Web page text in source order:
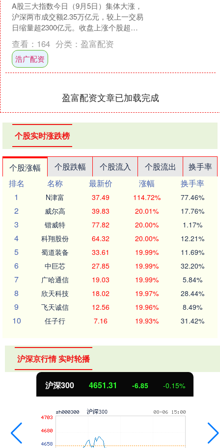
A股三大指数今日（9月5日）集体大涨，
沪深两市成交额2.35万亿元，较上一交易
日缩量超2300亿元。收盘上涨个股超
4800只，其中，收盘股价涨停的有108
只。 ....
查看： 164 分类： 盈富配资
浩广配资
盈富配资文章已加载完成
个股实时涨跌榜
个股涨幅 个股跌幅 个股流入 个股流出
换手率
排名
名称 最新价 涨幅
换手率
1
N津富 37.49 114.72% 77.46%
2 威尔高 39.83 20.01% 17.76%
3 锴威特 77.82 20.00% 1.17%
4 科翔股份 64.32 20.00% 12.21%
5 蜀道装备 33.61 19.99% 11.69%
6 中巨芯 27.85 19.99% 32.20%
7 广哈通信 19.03 19.99% 5.84%
8 欣天科技 18.02 19.97% 28.44%
9 飞天诚信 12.56 19.96% 8.49%
10 任子行 7.16 19.93% 31.42%
沪深京行情 实时轮播
沪深300 4651.31 -6.85 -0.15%